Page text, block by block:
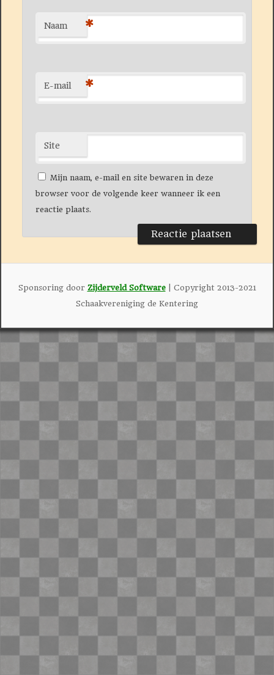
Naam *
E-mail *
Site
Mijn naam, e-mail en site bewaren in deze
browser voor de volgende keer wanneer ik een
reactie plaats.
Sponsoring door Zijderveld Software| Copyright 2013-2021
Schaakvereniging de Kentering